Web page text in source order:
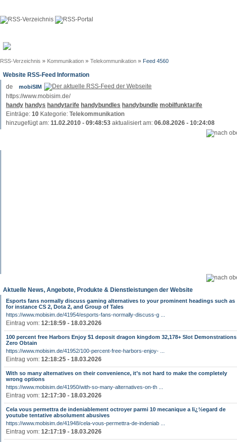
RSS-Verzeichnis » Kommunikation » Telekommunikation » Feed 4560
Website RSS-Feed Information
mobiSIM
https://www.mobisim.de/
handy handys handytarife handybundles handybundle mobilfunktarife
Einträge: 10 Kategorie: Telekommunikation
hinzugefügt am: 11.02.2010 - 09:48:53 aktualisiert am: 06.08.2026 - 10:24:08
Aktuelle News, Angebote, Produkte & Dienstleistungen der Website
Esports fans normally discuss gaming alternatives to your prominent headings such as
for instance CS 2, Dota 2, and Group of Tales
https://www.mobisim.de/41954/esports-fans-normally-discuss-g ...
Eintrag vom: 12:18:59 - 18.03.2026
100 percent free Harbors Enjoy $1 deposit dragon kingdom 32,178+ Slot Demonstrations
Zero Obtain
https://www.mobisim.de/41952/100-percent-free-harbors-enjoy- ...
Eintrag vom: 12:18:25 - 18.03.2026
With so many alternatives on their convenience, it’s not hard to make the completely
wrong options
https://www.mobisim.de/41950/with-so-many-alternatives-on-th ...
Eintrag vom: 12:17:30 - 18.03.2026
Cela vous permettra de indeniablement octroyer parmi 10 mecanique a lï¿½egard de
youtube tentative absolument abusives
https://www.mobisim.de/41948/cela-vous-permettra-de-indeniab ...
Eintrag vom: 12:17:19 - 18.03.2026